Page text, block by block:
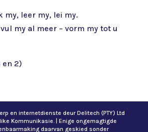
my, leer my, lei my.
vul my al meer – vorm my tot u
en 2)
en internetdienste deur Delitech (PTY) Ltd
Kommunikasie. | Enige ongemagtigde
daarvan geskied sonder